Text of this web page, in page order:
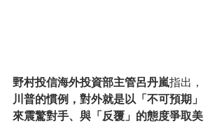
野村投信海外投資部主管呂丹嵐指出，
川普的慣例，對外就是以「不可預期」
來震驚對手、與「反覆」的態度爭取美